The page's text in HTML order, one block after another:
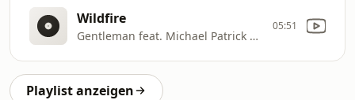
Wildfire
Gentleman feat. Michael Patrick Kelly
05:51
Playlist anzeigen